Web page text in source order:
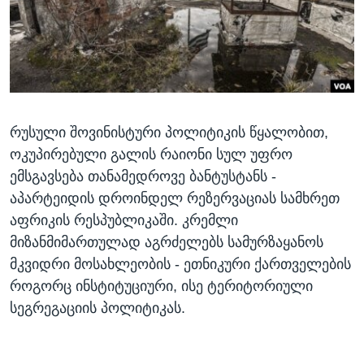
ᲡᲢᲣᲓᲘᲐ ᲕᲐᲨᲘᲜᲒᲢᲝᲜᲘ
ᲔᲙᲝᲜᲝᲛᲘᲙᲐ
ᲯᲐᲜᲛᲠᲗᲔᲚᲝᲑᲐ
ᲛᲔᲪᲜᲘᲔᲠᲔᲑᲐ
ᲙᲣᲚᲢᲣᲠᲐ
ᲒᲐᲚᲘᲚᲔᲝ
ᲓᲔᲖᲘᲜᲤᲝᲠᲛᲐᲪᲘᲐ
Learning English
ᲗᲕᲐᲚᲘ ᲒᲕᲐᲓᲔᲕᲜᲔᲗ
ენები
რუსული შოვინისტური პოლიტიკის წყალობით,
ოკუპირებული გალის რაიონი სულ უფრო
ემსგავსება თანამედროვე ბანტუსტანს -
აპარტეიდის დროინდელ რეზერვაციას სამხრეთ
აფრიკის რესპუბლიკაში. კრემლი
მიზანმიმართულად აგრძელებს სამურზაყანოს
მკვიდრი მოსახლეობის - ეთნიკური ქართველების
როგორც ინსტიტუციური, ისე ტერიტორიული
სეგრეგაციის პოლიტიკას.